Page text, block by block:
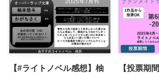
【#ライトノベル感想】柚
【投票期間